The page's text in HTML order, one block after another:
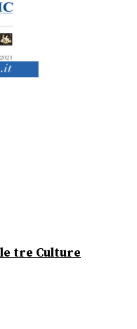
tre Culture